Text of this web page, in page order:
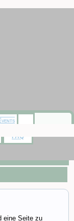
eine Seite zu
FAQ